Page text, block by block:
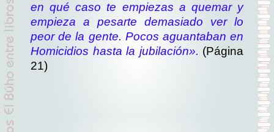
en qué caso te empiezas a quemar y
empieza a pesarte demasiado ver lo
peor de la gente. Pocos aguantaban en
Homicidios hasta la jubilación». (Página
21)